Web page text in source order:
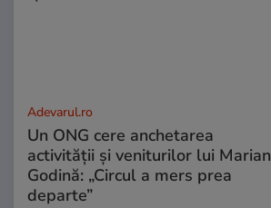
Adevarul.ro
Un ONG cere anchetarea
activității și veniturilor lui Marian
Godină: „Circul a mers prea
departe”